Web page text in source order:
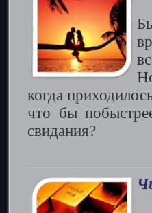
когда
что бы
свидания?